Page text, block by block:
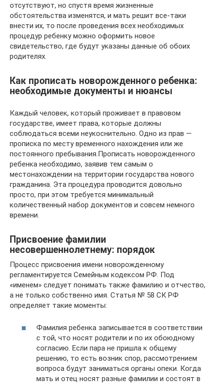
отсутствуют, но спустя время жизненные
обстоятельства изменятся, и мать решит все-таки
внести их, то после проведения всех необходимых
процедур ребенку можно оформить новое
свидетельство, где будут указаны данные об обоих
родителях.
Как прописать новорожденного ребенка:
необходимые документы и нюансы
Каждый человек, который проживает в правовом
государстве, имеет права, которые должны
соблюдаться всеми неукоснительно. Одно из прав —
прописка по месту временного нахождения или же
постоянного пребывания.Прописать новорожденного
ребенка необходимо, заявив тем самым о
местонахождении на территории государства нового
гражданина. Эта процедура проводится довольно
просто, при этом требуется минимальный
количественный набор документов и совсем немного
времени.
Присвоение фамилии
несовершеннолетнему: порядок
Процесс присвоения имени новорожденному
регламентируется Семейным кодексом РФ. Под
«именем» следует понимать также фамилию и отчество,
а не только собственно имя. Статья № 58 СК РФ
определяет такие моменты:
Фамилия ребенка записывается в соответствии
с той, что носят родители и по их обоюдному
согласию. Если пара не пришла к общему
решению, то есть возник спор, рассмотрением
вопроса будут заниматься органы опеки. Когда
мать и отец носят разные фамилии и состоят в